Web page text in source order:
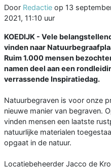
Door Redactie op 13
2021, 11:10 uur
KOEDIJK - Vele
vinden naar
Ruim 1.000 mensen
namen deel aan een
verrassende Inspiratiedag.
Natuurbegraven is voor onze
nieuwe manier van begraven.
vinden mensen een laatste
natuurlijke materialen
opgaat in de natuur.
Locatiebeheerder Jacco de